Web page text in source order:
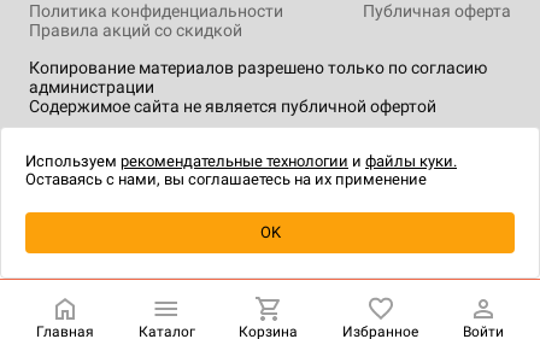
Купить| 1 190 ₽
Копирование материалов разрешено только по согласию
администрации
Содержимое сайта не является публичной офертой
Политика конфиденциальности
Публичная оферта
Правила акций со скидкой
технологии.
Главная Каталог Корзина Избранное Войти
Используем рекомендательные технологии и файлы куки.
Оставаясь с нами, вы соглашаетесь на их применение
OK